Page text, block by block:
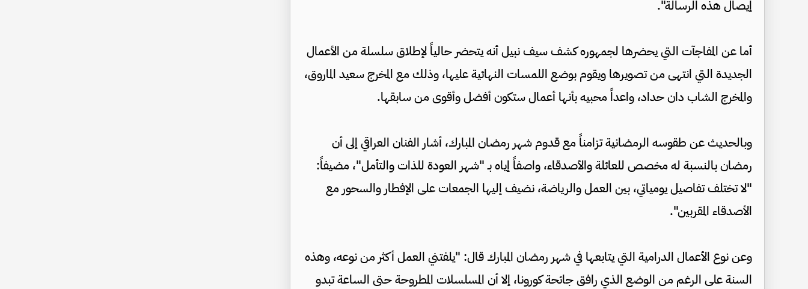
إيصال هذه الرسالة".
أما عن المفاجآت التي يحضرها لجمهوره كشف سيف نبيل أنه يتحضر حالياً لإطلاق سلسلة من الأعمال
الجديدة التي انتهى من تصويرها ويقوم بوضع اللمسات النهائية عليها، وذلك مع المخرج سعيد الماروق،
والمخرج الشاب دان حداد، واعداً محبيه بأنها أعمال ستكون أفضل وأقوى من سابقها.
وبالحديث عن طقوسه الرمضانية تزامناً مع قدوم شهر رمضان المبارك، أشار الفنان العراقي إلى أن
رمضان بالنسبة له مخصص للعائلة والأصدقاء، واصفاً إياه بـ "شهر العودة للذات والتأمل"، مضيفاً:
"لا تختلف تفاصيل يومياتي، بين العمل والرياضة، نضيف إليها الجمعات على الإفطار والسحور مع
الأصدقاء المقربين".
وعن نوع الأعمال الدرامية التي يتابعها في شهر رمضان المبارك قال: "يلفتني العمل أكثر من نوعه، وهذه
السنة على الرغم من الوضع الذي رافق جائحة كورونا، إلا أن المسلسلات المطروحة حتى الساعة تبدو